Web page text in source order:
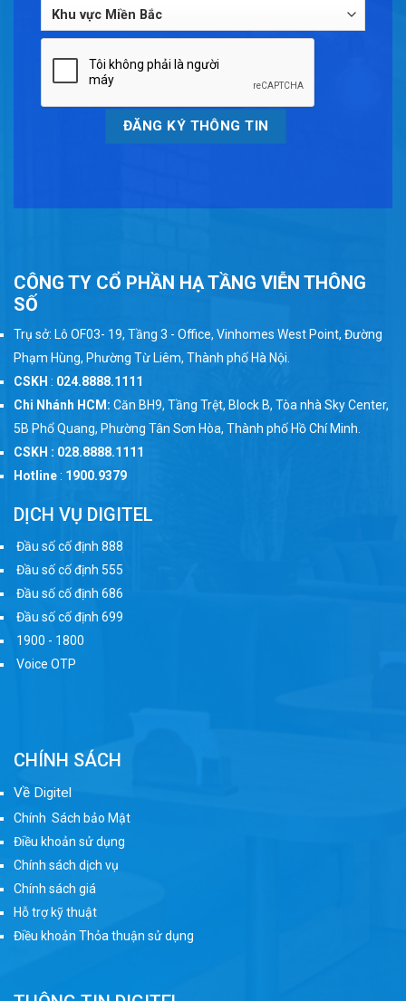
CÔNG TY CỔ PHẦN HẠ TẦNG VIỄN THÔNG
SỐ
Trụ sở: Lô OF03- 19, Tầng 3 - Office, Vinhomes West Point, Đường
Phạm Hùng, Phường Từ Liêm, Thành phố Hà Nội.
CSKH : 024.8888.1111
Chi Nhánh HCM: Căn BH9, Tầng Trệt, Block B, Tòa nhà Sky Center,
5B Phổ Quang, Phường Tân Sơn Hòa, Thành phố Hồ Chí Minh.
CSKH : 028.8888.1111
Hotline: 1900.9379
DỊCH VỤ DIGITEL
Đầu số cố định 888
Đầu số cố định 555
Đầu số cố định 686
Đầu số cố định 699
1900 - 1800
Voice OTP
CHÍNH SÁCH
Về Digitel
Chính Sách bảo Mật
Điều khoản sử dụng
Chính sách dịch vụ
Chính sách giá
Hỗ trợ kỹ thuật
Điều khoản Thỏa thuận sử dụng